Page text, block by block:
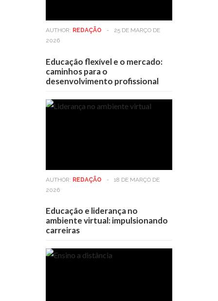
AUTHOR: REDAÇÃO -
25 DE MARÇO DE
2026
Educação flexível e o mercado:
caminhos para o
desenvolvimento profissional
AUTHOR: REDAÇÃO -
18 DE MARÇO DE
2026
Educação e liderança no
ambiente virtual: impulsionando
carreiras